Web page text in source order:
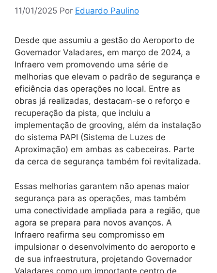
11/01/2025 Por Eduardo Paulino
Desde que assumiu a gestão do Aeroporto de
Governador Valadares, em março de 2024, a
Infraero vem promovendo uma série de
melhorias que elevam o padrão de segurança e
eficiência das operações no local. Entre as
obras já realizadas, destacam-se o reforço e
recuperação da pista, que incluiu a
implementação de grooving, além da instalação
do sistema PAPI (Sistema de Luzes de
Aproximação) em ambas as cabeceiras. Parte
da cerca de segurança também foi revitalizada.
Essas melhorias garantem não apenas maior
segurança para as operações, mas também
uma conectividade ampliada para a região, que
agora se prepara para novos avanços. A
Infraero reafirma seu compromisso em
impulsionar o desenvolvimento do aeroporto e
de sua infraestrutura, projetando Governador
Valadares como um importante centro de